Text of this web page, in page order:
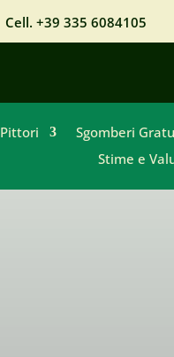
Cell. +39 335 6084105
Pittori Sgomberi
Stime e